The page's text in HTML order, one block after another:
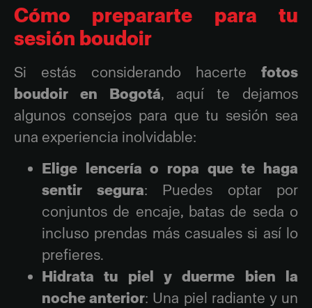
Cómo prepararte para tu
sesión boudoir
Si estás considerando hacerte fotos
boudoir en Bogotá, aquí te dejamos
algunos consejos para que tu sesión sea
una experiencia inolvidable:
Elige lencería o ropa que te haga
sentir segura: Puedes optar por
conjuntos de encaje, batas de seda o
incluso prendas más casuales si así lo
prefieres.
Hidrata tu piel y duerme bien la
noche anterior: Una piel radiante y un